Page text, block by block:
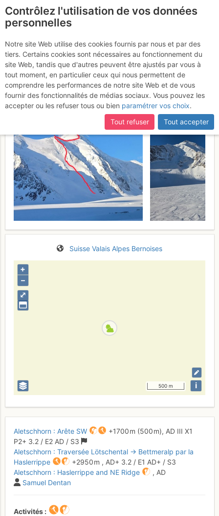
Aletschhorn :
Haslerrippe et arête NE,
puis descente arête SW
dans la nuit
8 - 9 mai 2026
Suisse Valais Alpes Bernoises
⤢
+
–
500 m i
Aletschhorn : Arête SW +1700 m (500 m), AD III X1
P2+ 3.2 / E2 AD / S3
Aletschhorn : Traversée Lötschental → Bettmeralp par la
Haslerrippe
+2950 m , AD+ 3.2 / E1 AD+ / S3
Aletschhorn : Haslerrippe and NE Ridge
, AD
Samuel Dentan
Activités
Contrôlez l'utilisation de vos données
personnelles
Notre site Web utilise des cookies fournis par nous et par des
tiers. Certains cookies sont nécessaires au fonctionnement du
site Web, tandis que d'autres peuvent être ajustés par vous à
tout moment, en particulier ceux qui nous permettent de
comprendre les performances de notre site Web et de vous
fournir des fonctionnalités de médias sociaux. Vous pouvez les
accepter ou les refuser tous ou bien paramétrer vos choix.
Tout refuser
Tout accepter